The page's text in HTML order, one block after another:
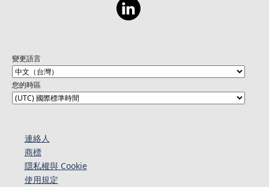
變更語言
您的時區
連絡人​​
商標
隱私權與 Cookie
使用規定